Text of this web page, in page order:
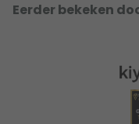
Eerder bekeken